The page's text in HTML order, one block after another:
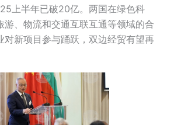
上半年已破20亿。两国在绿色科
游、物流和交通互联互通等领域的合
对新项目参与踊跃，双边经贸有望再